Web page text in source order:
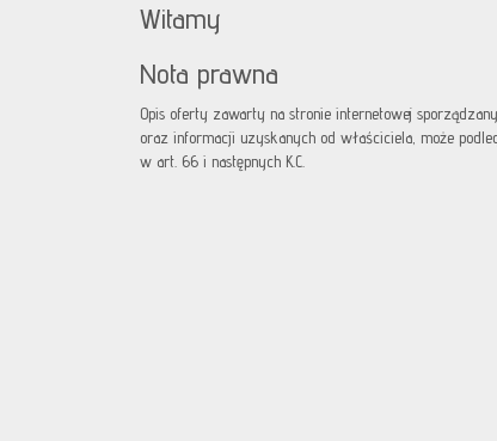
Witamy
Nota prawna
Opis oferty zawarty na stronie internetowej
oraz informacji uzyskanych od właściciela, może
w art. 66 i następnych K.C.